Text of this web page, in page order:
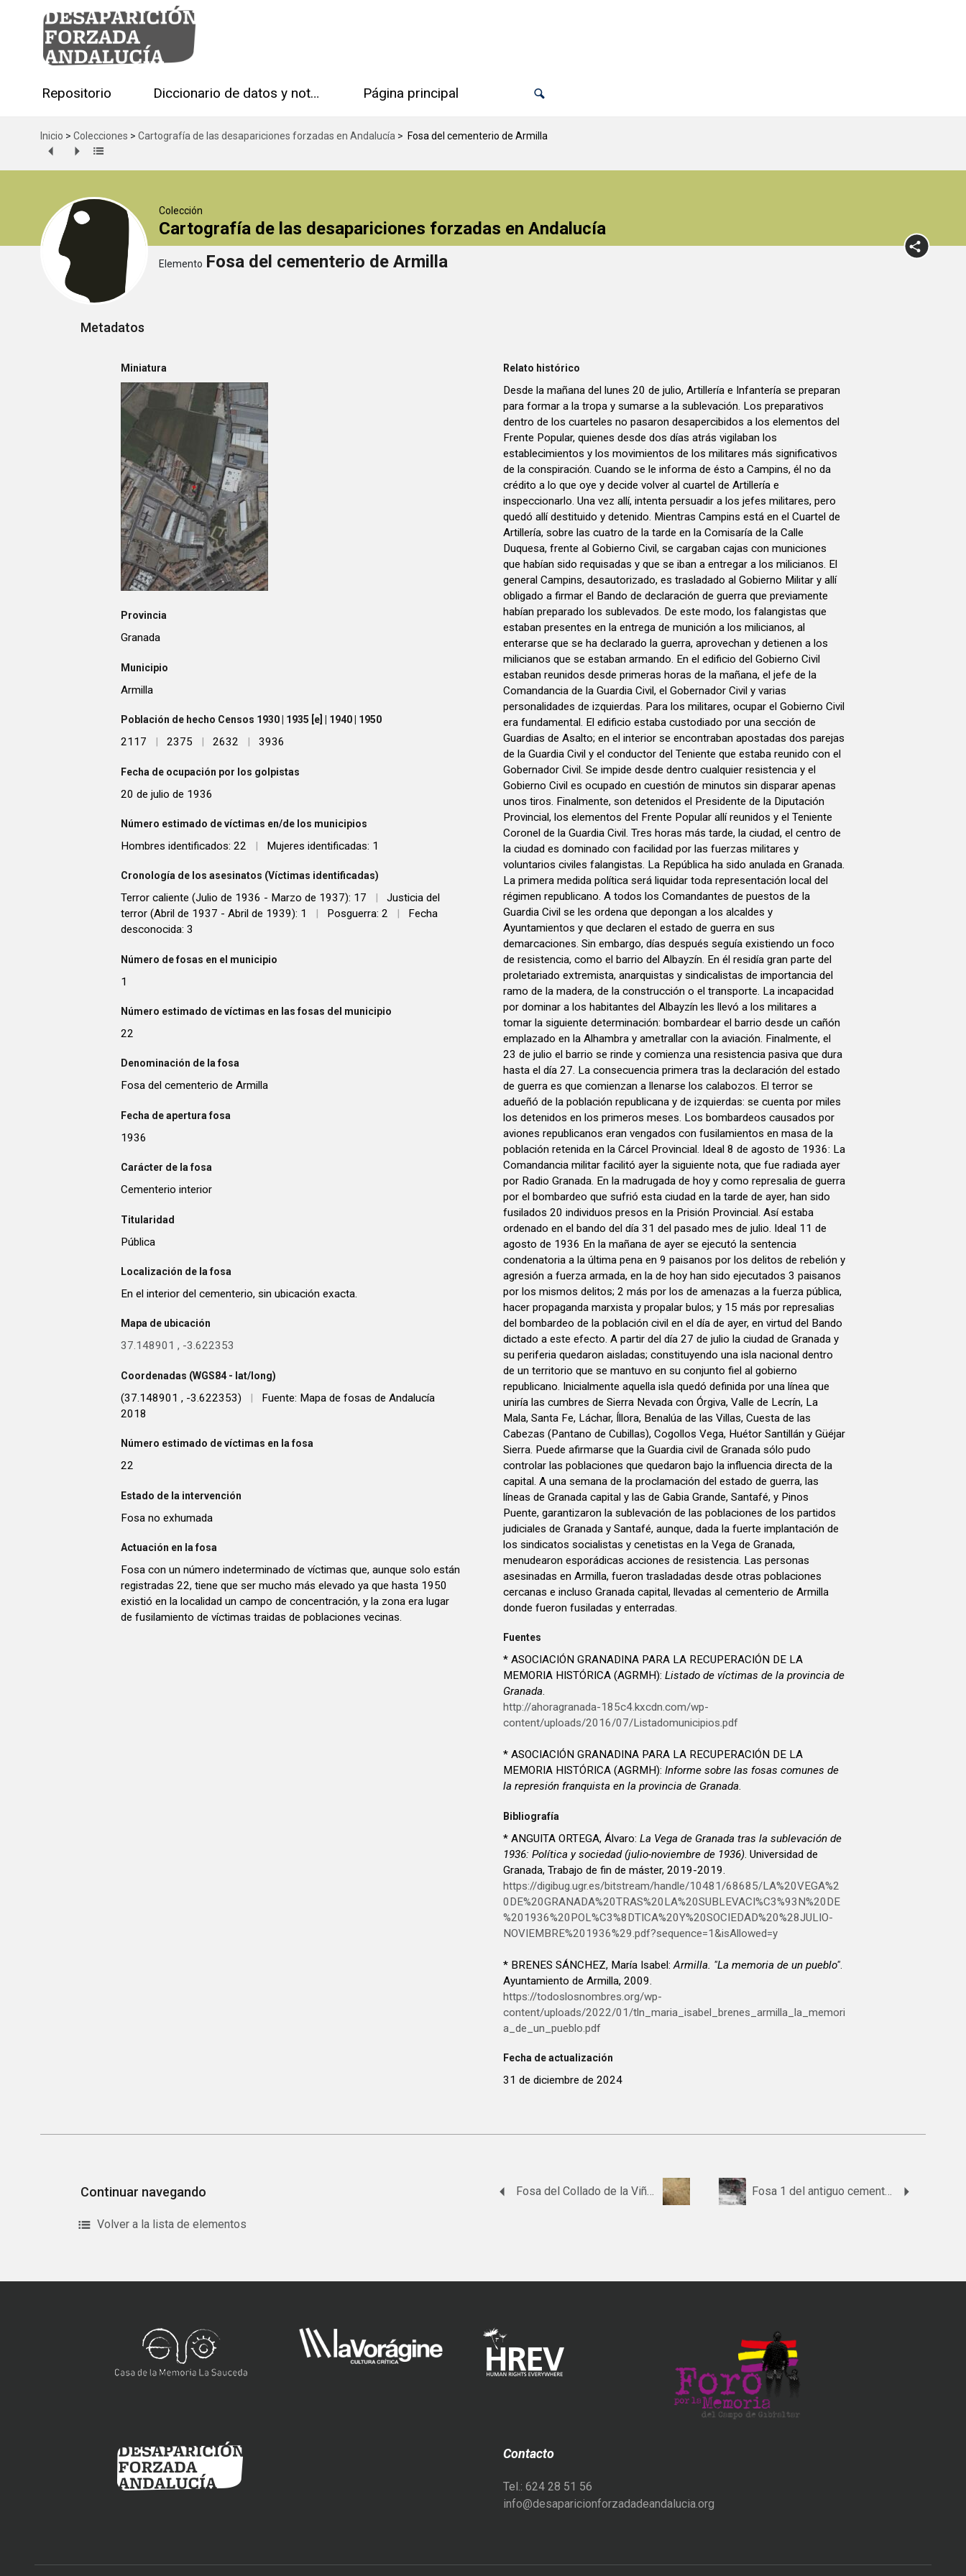
Repositorio Diccionario de datos y notas técnicas Página principal
Inicio > Colecciones > Cartografía de las desapariciones forzadas en Andalucía > Fosa del cementerio de Armilla
Colección
Cartografía de las desapariciones forzadas en Andalucía
Elemento Fosa del cementerio de Armilla
Metadatos
Miniatura
Provincia
Granada
Municipio
Armilla
Población de hecho Censos 1930 | 1935 [e] | 1940 | 1950
2117 | 2375 | 2632 | 3936
Fecha de ocupación por los golpistas
20 de julio de 1936
Número estimado de víctimas en/de los municipios
Hombres identificados: 22 | Mujeres identificadas: 1
Cronología de los asesinatos (Víctimas identificadas)
Terror caliente (Julio de 1936 - Marzo de 1937): 17
Justicia del
terror (Abril de 1937 - Abril de 1939): 1
Posguerra: 2
Fecha
desconocida: 3
Número de fosas en el municipio
1
Número estimado de víctimas en las fosas del municipio
22
Denominación de la fosa
Fosa del cementerio de Armilla
Fecha de apertura fosa
1936
Carácter de la fosa
Cementerio interior
Titularidad
Pública
Localización de la fosa
En el interior del cementerio, sin ubicación exacta.
Mapa de ubicación
37.148901 , -3.622353
Coordenadas (WGS84 - lat/long)
(37.148901 , -3.622353) |
Fuente: Mapa de fosas de Andalucía
2018
Número estimado de víctimas en la fosa
22
Estado de la intervención
Fosa no exhumada
Actuación en la fosa
Fosa con un número indeterminado de víctimas que, aunque solo están
registradas 22, tiene que ser mucho más elevado ya que hasta 1950
existió en la localidad un campo de concentración, y la zona era lugar
de fusilamiento de víctimas traidas de poblaciones vecinas.
Relato histórico
Desde la mañana del lunes 20 de julio, Artillería e Infantería se preparan
para formar a la tropa y sumarse a la sublevación. Los preparativos
dentro de los cuarteles no pasaron desapercibidos a los elementos del
Frente Popular, quienes desde dos días atrás vigilaban los
establecimientos y los movimientos de los militares más significativos
de la conspiración. Cuando se le informa de ésto a Campins, él no da
crédito a lo que oye y decide volver al cuartel de Artillería e
inspeccionarlo. Una vez allí, intenta persuadir a los jefes militares, pero
quedó allí destituido y detenido. Mientras Campins está en el Cuartel de
Artillería, sobre las cuatro de la tarde en la Comisaría de la Calle
Duquesa, frente al Gobierno Civil, se cargaban cajas con municiones
que habían sido requisadas y que se iban a entregar a los milicianos. El
general Campins, desautorizado, es trasladado al Gobierno Militar y allí
obligado a firmar el Bando de declaración de guerra que previamente
habían preparado los sublevados. De este modo, los falangistas que
estaban presentes en la entrega de munición a los milicianos, al
enterarse que se ha declarado la guerra, aprovechan y detienen a los
milicianos que se estaban armando. En el edificio del Gobierno Civil
estaban reunidos desde primeras horas de la mañana, el jefe de la
Comandancia de la Guardia Civil, el Gobernador Civil y varias
personalidades de izquierdas. Para los militares, ocupar el Gobierno Civil
era fundamental. El edificio estaba custodiado por una sección de
Guardias de Asalto; en el interior se encontraban apostadas dos parejas
de la Guardia Civil y el conductor del Teniente que estaba reunido con el
Gobernador Civil. Se impide desde dentro cualquier resistencia y el
Gobierno Civil es ocupado en cuestión de minutos sin disparar apenas
unos tiros. Finalmente, son detenidos el Presidente de la Diputación
Provincial, los elementos del Frente Popular allí reunidos y el Teniente
Coronel de la Guardia Civil. Tres horas más tarde, la ciudad, el centro de
la ciudad es dominado con facilidad por las fuerzas militares y
voluntarios civiles falangistas. La República ha sido anulada en Granada.
La primera medida política será liquidar toda representación local del
régimen republicano. A todos los Comandantes de puestos de la
Guardia Civil se les ordena que depongan a los alcaldes y
Ayuntamientos y que declaren el estado de guerra en sus
demarcaciones. Sin embargo, días después seguía existiendo un foco
de resistencia, como el barrio del Albayzín. En él residía gran parte del
proletariado extremista, anarquistas y sindicalistas de importancia del
ramo de la madera, de la construcción o el transporte. La incapacidad
por dominar a los habitantes del Albayzín les llevó a los militares a
tomar la siguiente determinación: bombardear el barrio desde un cañón
emplazado en la Alhambra y ametrallar con la aviación. Finalmente, el
23 de julio el barrio se rinde y comienza una resistencia pasiva que dura
hasta el día 27. La consecuencia primera tras la declaración del estado
de guerra es que comienzan a llenarse los calabozos. El terror se
adueñó de la población republicana y de izquierdas: se cuenta por miles
los detenidos en los primeros meses. Los bombardeos causados por
aviones republicanos eran vengados con fusilamientos en masa de la
población retenida en la Cárcel Provincial. Ideal 8 de agosto de 1936: La
Comandancia militar facilitó ayer la siguiente nota, que fue radiada ayer
por Radio Granada. En la madrugada de hoy y como represalia de guerra
por el bombardeo que sufrió esta ciudad en la tarde de ayer, han sido
fusilados 20 individuos presos en la Prisión Provincial. Así estaba
ordenado en el bando del día 31 del pasado mes de julio. Ideal 11 de
agosto de 1936 En la mañana de ayer se ejecutó la sentencia
condenatoria a la última pena en 9 paisanos por los delitos de rebelión y
agresión a fuerza armada, en la de hoy han sido ejecutados 3 paisanos
por los mismos delitos; 2 más por los de amenazas a la fuerza pública,
hacer propaganda marxista y propalar bulos; y 15 más por represalias
del bombardeo de la población civil en el día de ayer, en virtud del Bando
dictado a este efecto. A partir del día 27 de julio la ciudad de Granada y
su periferia quedaron aisladas; constituyendo una isla nacional dentro
de un territorio que se mantuvo en su conjunto fiel al gobierno
republicano. Inicialmente aquella isla quedó definida por una línea que
uniría las cumbres de Sierra Nevada con Órgiva, Valle de Lecrín, La
Mala, Santa Fe, Láchar, Íllora, Benalúa de las Villas, Cuesta de las
Cabezas (Pantano de Cubillas), Cogollos Vega, Huétor Santillán y Güéjar
Sierra. Puede afirmarse que la Guardia civil de Granada sólo pudo
controlar las poblaciones que quedaron bajo la influencia directa de la
capital. A una semana de la proclamación del estado de guerra, las
líneas de Granada capital y las de Gabia Grande, Santafé, y Pinos
Puente, garantizaron la sublevación de las poblaciones de los partidos
judiciales de Granada y Santafé, aunque, dada la fuerte implantación de
los sindicatos socialistas y cenetistas en la Vega de Granada,
menudearon esporádicas acciones de resistencia. Las personas
asesinadas en Armilla, fueron trasladadas desde otras poblaciones
cercanas e incluso Granada capital, llevadas al cementerio de Armilla
donde fueron fusiladas y enterradas.
Fuentes
* ASOCIACIÓN GRANADINA PARA LA RECUPERACIÓN DE LA
MEMORIA HISTÓRICA (AGRMH): Listado de víctimas de la provincia de
Granada.
http://ahoragranada-185c4.kxcdn.com/wp-
content/uploads/2016/07/Listadomunicipios.pdf
* ASOCIACIÓN GRANADINA PARA LA RECUPERACIÓN DE LA
MEMORIA HISTÓRICA (AGRMH): Informe sobre las fosas comunes de
la represión franquista en la provincia de Granada.
Bibliografía
* ANGUITA ORTEGA, Álvaro: La Vega de Granada tras la sublevación de
1936: Política y sociedad (julio-noviembre de 1936). Universidad de
Granada, Trabajo de fin de máster, 2019-2019.
https://digibug.ugr.es/bitstream/handle/10481/68685/LA%20VEGA%2
0DE%20GRANADA%20TRAS%20LA%20SUBLEVACI%C3%93N%20DE
%201936%20POL%C3%8DTICA%20Y%20SOCIEDAD%20%28JULIO-
NOVIEMBRE%201936%29.pdf?sequence=1&isAllowed=y
* BRENES SÁNCHEZ, María Isabel:Armilla. "La memoria de un pueblo".
Ayuntamiento de Armilla, 2009.
https://todoslosnombres.org/wp-
content/uploads/2022/01/tln_maria_isabel_brenes_armilla_la_memori
a_de_un_pueblo.pdf
Fecha de actualización
31 de diciembre de 2024
Continuar navegando Fosa del Collado de la Viñuela Fosa 1 del antiguo cementerio de Almuñécar
Volver a la lista de elementos
Contacto
Tel.: 624 28 51 56
info@desaparicionforzadadeandalucia.org